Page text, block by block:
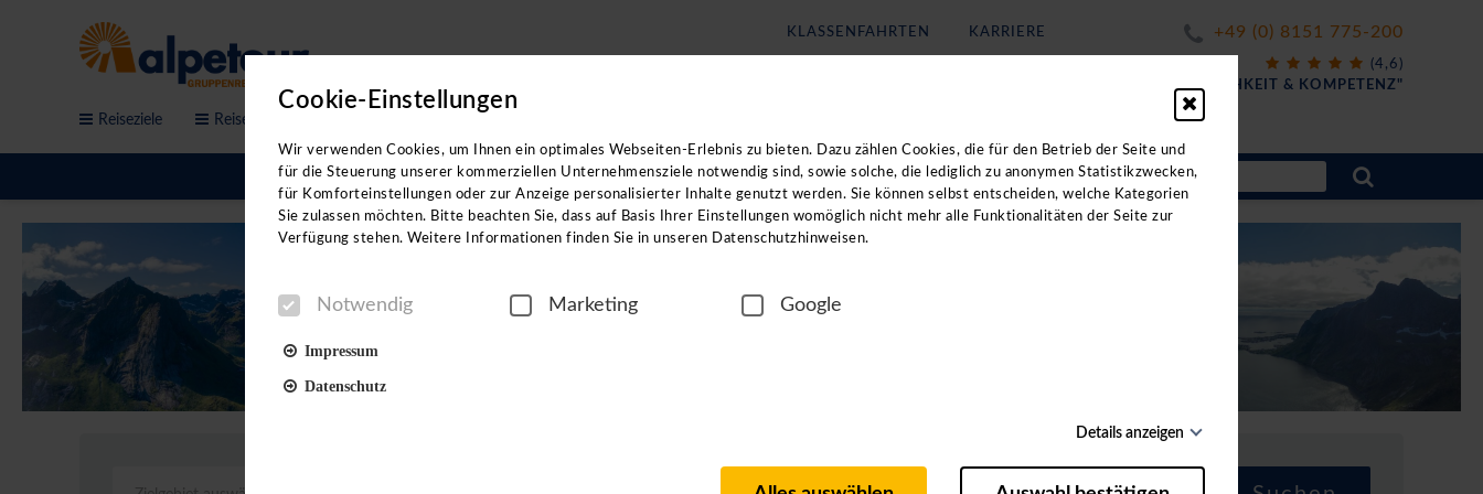
KLASSENFAHRTEN KARRIERE +49 (0) 8151 775-200
(4,6)
"FREUNDLICHKEIT & KOMPETENZ"
Reiseziele Reisethemen
X
Cookie-Einstellungen
Wir verwenden Cookies, um Ihnen ein optimales Webseiten-Erlebnis zu bieten. Dazu zählen Cookies, die für den Betrieb der Seite und
für die Steuerung unserer kommerziellen Unternehmensziele notwendig sind, sowie solche, die lediglich zu anonymen Statistikzwecken,
für Komforteinstellungen oder zur Anzeige personalisierter Inhalte genutzt werden. Sie können selbst entscheiden, welche Kategorien
Sie zulassen möchten. Bitte beachten Sie, dass auf Basis Ihrer Einstellungen womöglich nicht mehr alle Funktionalitäten der Seite zur
Verfügung stehen. Weitere Informationen finden Sie in unseren Datenschutzhinweisen.
Notwendig Marketing Google
Impressum
Datenschutz
Details anzeigen